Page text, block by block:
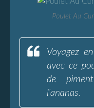
Poulet Au
Voyagez
avec ce
de
l'ananas.